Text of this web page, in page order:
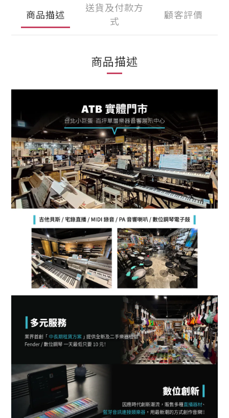
商品描述
送貨及付款方
式
顧客評價
商品描述